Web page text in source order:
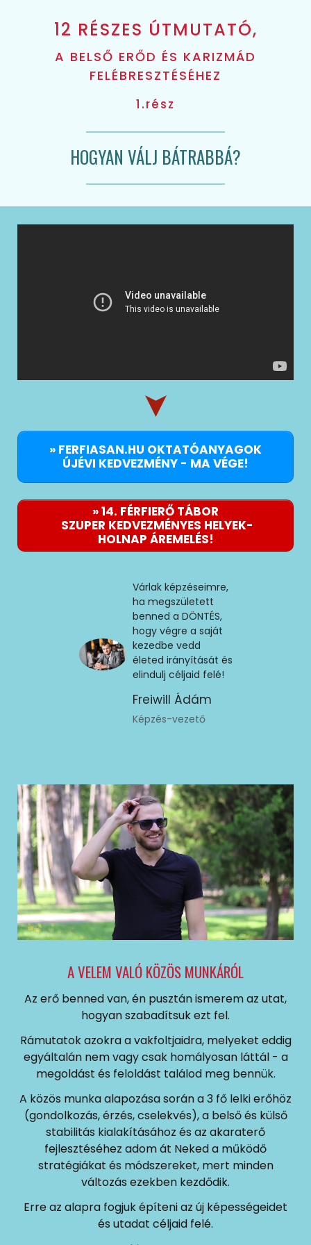
12 RÉSZES ÚTMUTATÓ,
A BELSŐ ERŐD ÉS KARIZMÁD
FELÉBRESZTÉSÉHEZ
1.rész
HOGYAN VÁLJ BÁTRABBÁ?
A VELEM VALÓ KÖZÖS MUNKÁRÓL
Az erő benned van, én pusztán ismerem az utat,
hogyan szabadítsuk ezt fel.
Rámutatok azokra a vakfoltjaidra, melyeket eddig
egyáltalán nem vagy csak homályosan láttál - a
megoldást és feloldást találod meg bennük.
A közös munka alapozása során a 3 fő lelki erőhöz
(gondolkozás, érzés, cselekvés), a belső és külső
stabilitás kialakításához és az akaraterő
fejlesztéséhez adom át Neked a működő
stratégiákat és módszereket, mert minden
változás ezekben kezdődik.
Erre az alapra fogjuk építeni az új képességeidet
és utadat céljaid felé.
» FERFIASAN.HU OKTATÓANYAGOK
ÚJÉVI KEDVEZMÉNY - MA VÉGE!
» 14. FÉRFIERŐ TÁBOR
SZUPER KEDVEZMÉNYES HELYEK-
HOLNAP ÁREMELÉS!
Várlak képzéseimre,
ha megszületett
benned a DÖNTÉS,
hogy végre a saját
kezedbe vedd
életed irányítását és
elindulj céljaid felé!
Freiwill Ádám
Képzés-vezető